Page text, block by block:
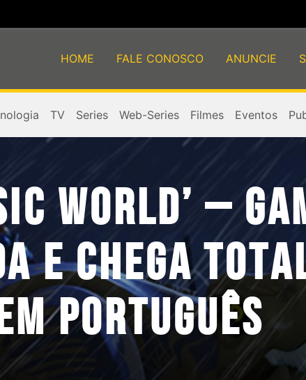
HOME FALE CONOSCO ANUNCIE
TV Series Web-Series Filmes Eventos
WORLD’ –
E CHEGA
PORTUGUÊS